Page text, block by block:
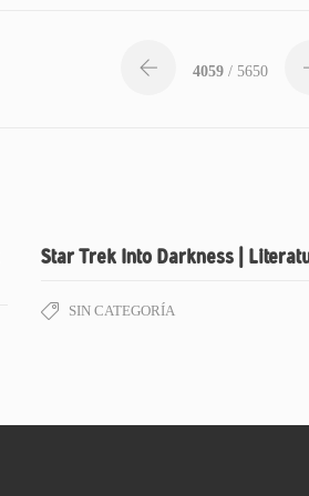
4059 / 5650
Star Trek Into Darkness |
SIN CATEGORÍA